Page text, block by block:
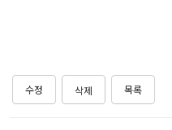
수정 삭제 목록